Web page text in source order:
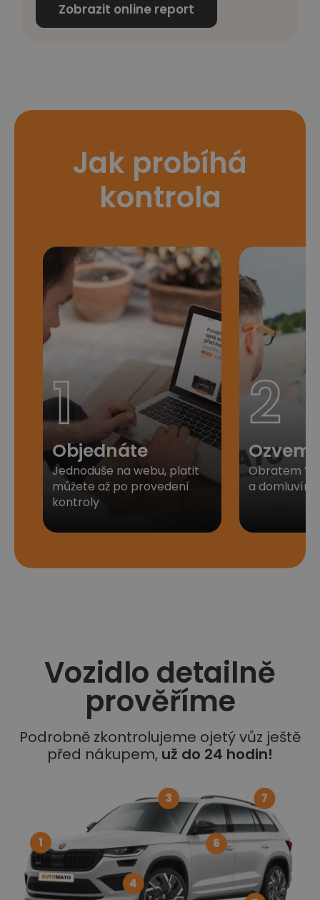
Zobrazit online report
Jak probíhá
kontrola
1
Objednáte
Jednoduše na webu, platit
můžete až po provedení
kontroly​
2
Obratem
a
Vozidlo detailně
prověříme
Podrobně zkontrolujeme ojetý vůz ještě
před nákupem, už do 24 hodin!
1
3
4
6
7